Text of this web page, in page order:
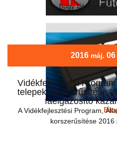
hogy látogassan...
2016 máj. 06
Vidékfejlesztési
telepek korszerűsítése
faelgázosító
A Vidékfejlesztési Program,
korszerűsítése 2016